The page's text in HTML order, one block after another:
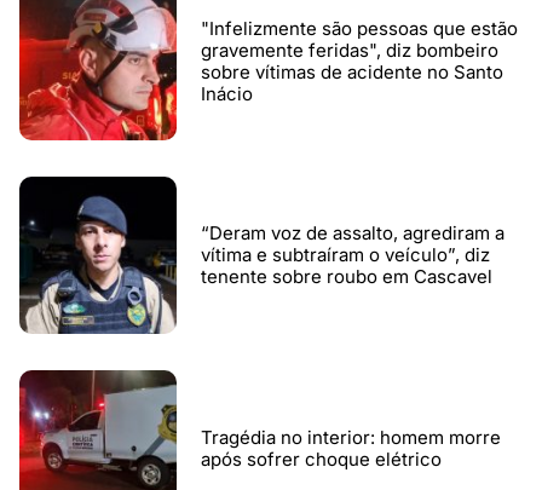
"Infelizmente são pessoas que estão
gravemente feridas", diz bombeiro
sobre vítimas de acidente no Santo
Inácio
“Deram voz de assalto, agrediram a
vítima e subtraíram o veículo”, diz
tenente sobre roubo em Cascavel
Tragédia no interior: homem morre
após sofrer choque elétrico